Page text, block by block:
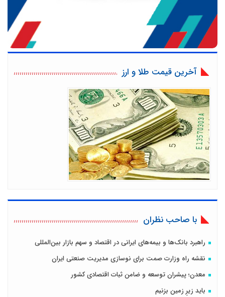
آخرین قیمت طلا و ارز
با صاحب نظران
راهبرد بانک‌ها و بیمه‌های ایرانی در اقتصاد و سهم بازار بین‌المللی
نقشه راه وزارت صمت برای نوسازی مدیریت صنعتی ایران
معدن؛ پیشران توسعه و ضامن ثبات اقتصادی کشور
باید زیرِ زمین بزنیم